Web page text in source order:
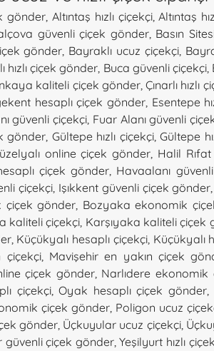
gönder, Altıntaş hızlı çiçekçi,Altıntaş
güvenli çiçek gönder, Basın
gönder, Bayraklı ucuz çiçekçi,
hızlı çiçek gönder, Buca güvenli çiçekçi,
kaliteli çiçek gönder,Çınarlı hızlı
hesaplı çiçek gönder, Esentepe
güvenli çiçekçi, Fuar Alanı güvenli
gönder, Gültepe hızlı çiçekçi, Gültepe
online çiçek gönder, Halil
çiçek gönder, Havaalanı
çiçekçi, Işıkkent güvenli çiçek gönder,
çiçek gönder, Bozyaka ekonomik
kaliteli çiçekçi, Karşıyaka kaliteli çiçek
, Küçükyalı hesaplı çiçekçi, Küçükyalı
çiçekçi, Mavişehir en yakın çiçek
çiçek gönder, Narlıdere ekonomik
çiçekçi,Oyak hesaplı çiçek gönder,
çiçek gönder, Poligon ucuz
gönder, Üçkuyular ucuz çiçekçi,
güvenli çiçek gönder,Yeşilyurt hızlı